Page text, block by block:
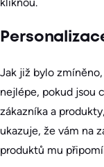
Jak již bylo
nejlépe, pokud jsou
zákazníka a
ukazuje, že vám na
produktů mu